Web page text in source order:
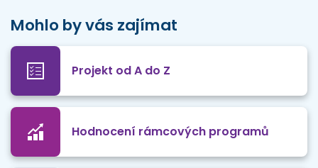
Mohlo by vás zajímat
Projekt od A do Z
Hodnocení rámcových programů